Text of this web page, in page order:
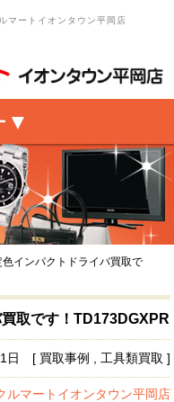
マートイオンタウン平岡店
色インパクトドライバ買取で
取です！TD173DGXPR
日 [ 買取事例 , 工具類買取 ]
ルマートイオンタウン平岡店